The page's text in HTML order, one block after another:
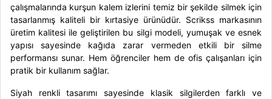
çalışmalarında kurşun kalem izlerini temiz bir şekilde silmek için
tasarlanmış kaliteli bir kırtasiye ürünüdür. Scrikss markasının
üretim kalitesi ile geliştirilen bu silgi modeli, yumuşak ve esnek
yapısı sayesinde kağıda zarar vermeden etkili bir silme
performansı sunar. Hem öğrenciler hem de ofis çalışanları için
pratik bir kullanım sağlar.
Siyah renkli tasarımı sayesinde klasik silgilerden farklı ve